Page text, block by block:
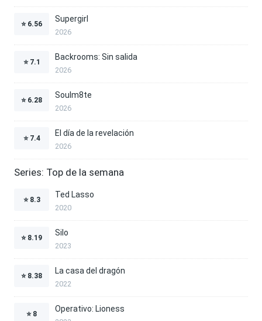
⭐ 6.56
Supergirl
2026
⭐ 7.1
Backrooms: Sin salida
2026
⭐ 6.28
Soulm8te
2026
⭐ 7.4
El día de la revelación
2026
Series: Top de la semana
⭐ 8.3
Ted Lasso
2020
⭐ 8.19
Silo
2023
⭐ 8.38
La casa del dragón
2022
⭐ 8
Operativo: Lioness